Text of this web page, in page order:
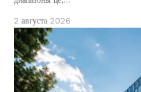
2 августа 2026